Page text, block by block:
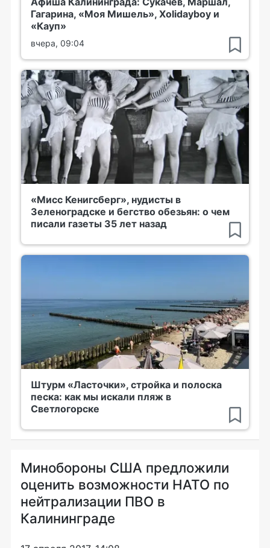
Гагарина, «Моя Мишель», Xolidayboy и
«Кауп»
вчера, 09:04
«Мисс Кенигсберг», нудисты в
Зеленоградске и бегство обезьян: о чем
писали газеты 35 лет назад
Штурм «Ласточки», стройка и полоска
песка: как мы искали пляж в
Светлогорске
Минобороны США предложили
оценить возможности НАТО по
нейтрализации ПВО в
Калининграде